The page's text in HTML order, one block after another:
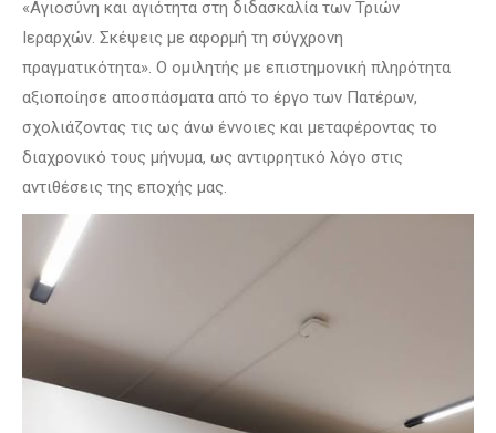
«Αγιοσύνη και αγιότητα στη διδασκαλία των Τριών
Ιεραρχών. Σκέψεις με αφορμή τη σύγχρονη
πραγματικότητα». Ο ομιλητής με επιστημονική πληρότητα
αξιοποίησε αποσπάσματα από το έργο των Πατέρων,
σχολιάζοντας τις ως άνω έννοιες και μεταφέροντας το
διαχρονικό τους μήνυμα, ως αντιρρητικό λόγο στις
αντιθέσεις της εποχής μας.